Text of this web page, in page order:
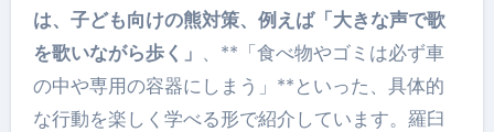
は、子ども向けの熊対策、例えば「大きな声で歌
を歌いながら歩く」 、**「食べ物やゴミは必ず車
の中や専用の容器にしまう」**といった、具体的
な行動を楽しく学べる形で紹介しています。羅臼